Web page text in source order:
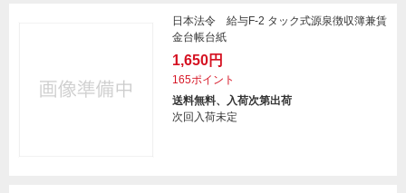
日本法令 給与F-2 タック式源泉徴収簿兼賃
金台帳台紙
1,650円
165ポイント
送料無料、入荷次第出荷
次回入荷未定